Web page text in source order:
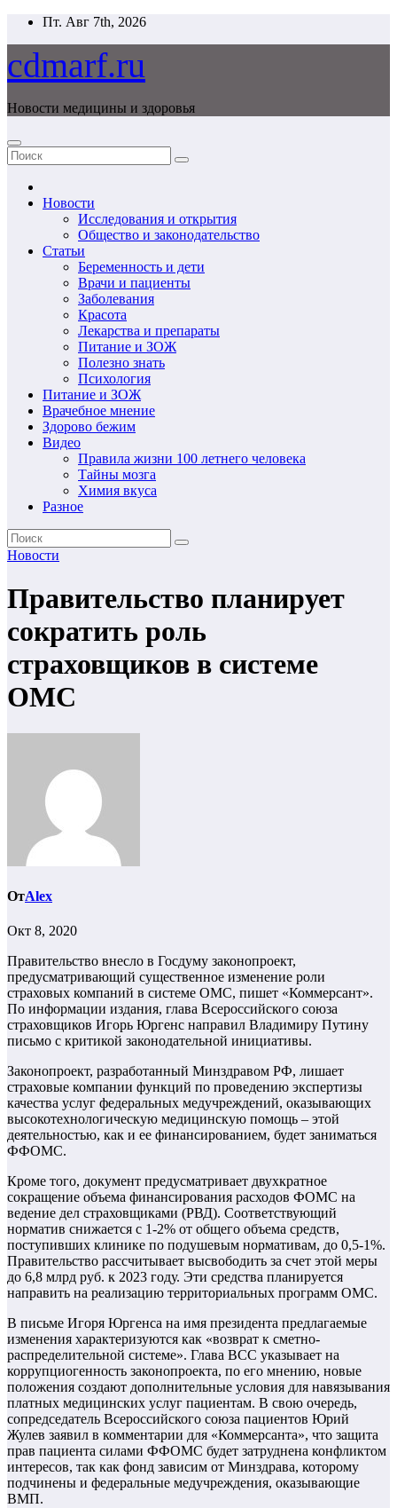
Перейти
содержимому
Пт. Авг 7th, 2026
cdmarf.ru
Новости медицины и здоровья
Новости
Исследования и открытия
Общество и законодательство
Статьи
Беременность и дети
Врачи и пациенты
Заболевания
Красота
Лекарства и препараты
Питание и ЗОЖ
Полезно знать
Психология
Питание и ЗОЖ
Врачебное мнение
Здорово бежим
Видео
Правила жизни 100 летнего человека
Тайны мозга
Химия вкуса
Разное
Новости
Правительство планирует
сократить роль
страховщиков в системе
ОМС
ОтAlex
Окт 8, 2020
Правительство внесло в Госдуму законопроект,
предусматривающий существенное изменение роли
страховых компаний в системе ОМС, пишет «Коммерсант».
По информации издания, глава Всероссийского союза
страховщиков Игорь Юргенс направил Владимиру Путину
письмо с критикой законодательной инициативы.
Законопроект, разработанный Минздравом РФ, лишает
страховые компании функций по проведению экспертизы
качества услуг федеральных медучреждений, оказывающих
высокотехнологическую медицинскую помощь – этой
деятельностью, как и ее финансированием, будет заниматься
ФФОМС.
Кроме того, документ предусматривает двухкратное
сокращение объема финансирования расходов ФОМС на
ведение дел страховщиками (РВД). Соответствующий
норматив снижается с 1-2% от общего объема средств,
поступивших клинике по подушевым нормативам, до 0,5-1%.
Правительство рассчитывает высвободить за счет этой меры
до 6,8 млрд руб. к 2023 году. Эти средства планируется
направить на реализацию территориальных программ ОМС.
В письме Игоря Юргенса на имя президента предлагаемые
изменения характеризуются как «возврат к сметно-
распределительной системе». Глава ВСС указывает на
коррупциогенность законопроекта, по его мнению, новые
положения создают дополнительные условия для навязывания
платных медицинских услуг пациентам. В свою очередь,
сопредседатель Всероссийского союза пациентов Юрий
Жулев заявил в комментарии для «Коммерсанта», что защита
прав пациента силами ФФОМС будет затруднена конфликтом
интересов, так как фонд зависим от Минздрава, которому
подчинены и федеральные медучреждения, оказывающие
ВМП.